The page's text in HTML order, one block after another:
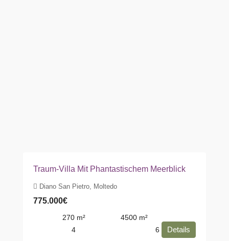
Traum-Villa Mit Phantastischem Meerblick
Diano San Pietro, Moltedo
775.000€
270 m² 4500 m²
4
6 Details